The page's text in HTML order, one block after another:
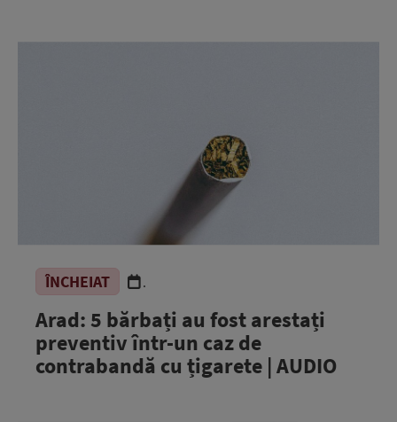
ÎNCHEIAT .
Arad: 5 bărbați au fost arestați
preventiv într-un caz de
contrabandă cu țigarete | AUDIO